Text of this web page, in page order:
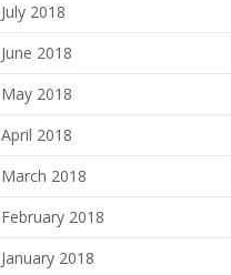
July 2018
June 2018
May 2018
April 2018
March 2018
February 2018
January 2018